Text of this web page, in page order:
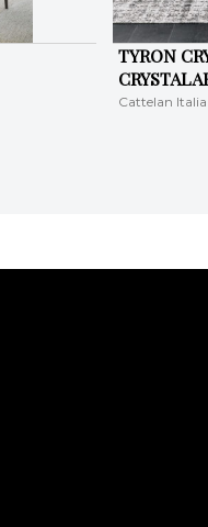
TYRON
Cattelan Italia